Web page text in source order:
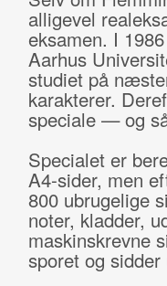
alligevel
eksamen. I
Aarhus
studiet på
karakterer.
speciale — og
Specialet er
A4-sider, men
800 ubrugelige
noter, kladder,
maskinskrevne
sporet og